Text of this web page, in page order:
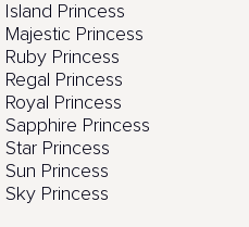
Island Princess
Majestic Princess
Ruby Princess
Regal Princess
Royal Princess
Sapphire Princess
Star Princess
Sun Princess
Sky Princess